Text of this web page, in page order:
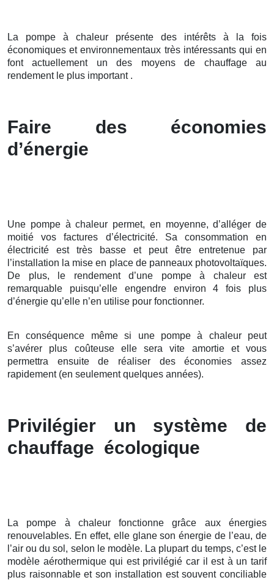
La pompe à chaleur présente des intérêts à la fois
économiques et environnementaux très intéressants qui en
font actuellement un des moyens de chauffage au
rendement le plus important .
Faire des économies
d’énergie
Une pompe à chaleur permet, en moyenne, d’alléger de
moitié vos factures d’électricité. Sa consommation en
électricité est très basse et peut être entretenue par
l’installation la mise en place de panneaux photovoltaïques.
De plus, le rendement d’une pompe à chaleur est
remarquable puisqu’elle engendre environ 4 fois plus
d’énergie qu’elle n’en utilise pour fonctionner.
En conséquence même si une pompe à chaleur peut
s’avérer plus coûteuse elle sera vite amortie et vous
permettra ensuite de réaliser des économies assez
rapidement (en seulement quelques années).
Privilégier un système de
chauffage écologique
La pompe à chaleur fonctionne grâce aux énergies
renouvelables. En effet, elle glane son énergie de l’eau, de
l’air ou du sol, selon le modèle. La plupart du temps, c’est le
modèle aérothermique qui est privilégié car il est à un tarif
plus raisonnable et son installation est souvent conciliable